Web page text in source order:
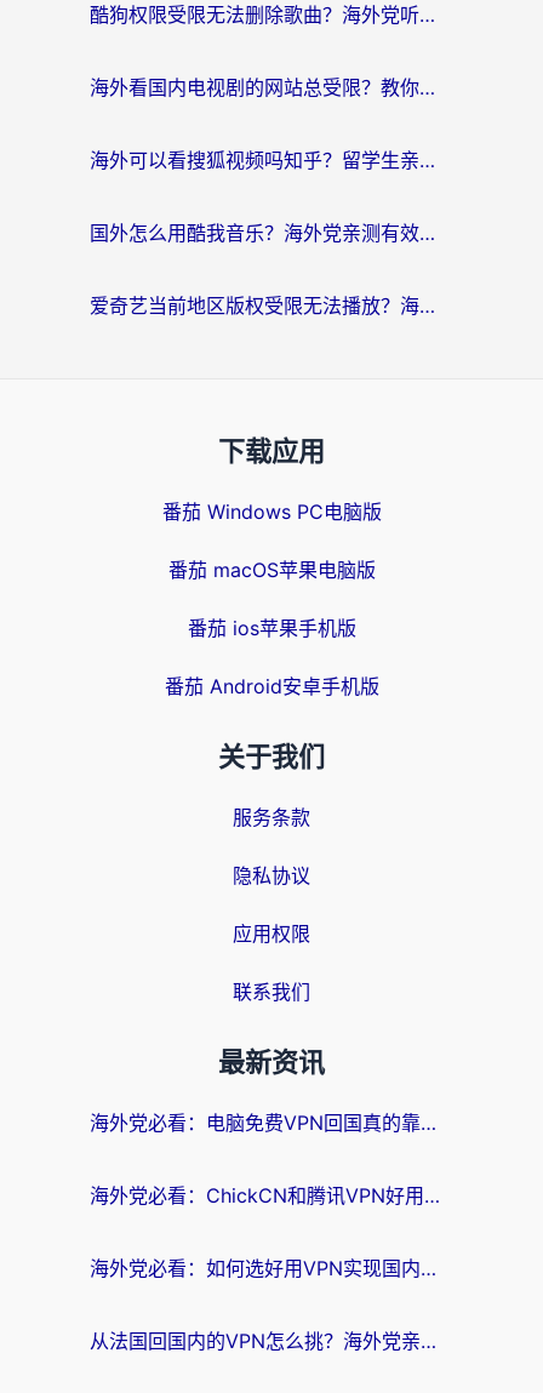
酷狗权限受限无法删除歌曲？海外党听国内音乐的终极解决方案来了
海外看国内电视剧的网站总受限？教你选对回国加速器，轻松追热剧
海外可以看搜狐视频吗知乎？留学生亲测有效的回国加速器选择指南
国外怎么用酷我音乐？海外党亲测有效的回国加速方案，附千千音乐中文歌收听指南
爱奇艺当前地区版权受限无法播放？海外党追剧看电影的终极解决方案来了
下载应用
番茄 Windows PC电脑版
番茄 macOS苹果电脑版
番茄 ios苹果手机版
番茄 Android安卓手机版
关于我们
服务条款
隐私协议
应用权限
联系我们
最新资讯
海外党必看：电脑免费VPN回国真的靠谱吗？附实测对比与最优方案指南
海外党必看：ChickCN和腾讯VPN好用吗？3招选对回国加速器，告别地区限制
海外党必看：如何选好用VPN实现国内资源无缝访问？从越南到全球都适用
从法国回国内的VPN怎么挑？海外党亲测：稳定、多端、安全才是关键